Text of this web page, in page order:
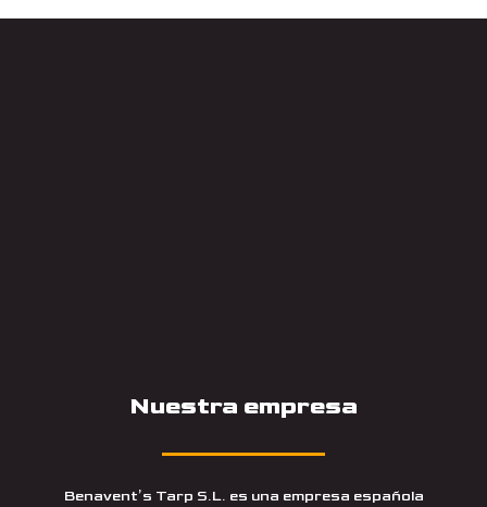
Nuestra empresa
Benavent’s Tarp S.L. es una empresa española